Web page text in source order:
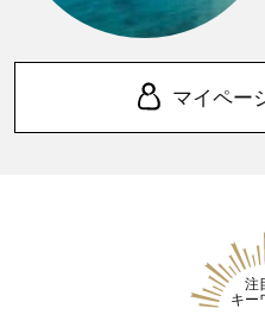
マイペー
注
キー